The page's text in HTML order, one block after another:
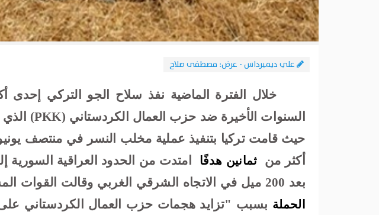
علي ديميرداس - عرض: مصطفى صلاح
خلال الفترة الماضية نفذ سلاح الجو التركي إحدى
السنوات الأخيرة ضد حزب العمال الكردستاني (PKK)
أكثر من
ثمانين هدفًا
امتدت من الحدود العراقية السورية
بعد 200 ميل في الاتجاه الشرقي الغربي
وقالت القوات
الحملة بسبب "تزايد هجمات حزب العمال الكردستاني على